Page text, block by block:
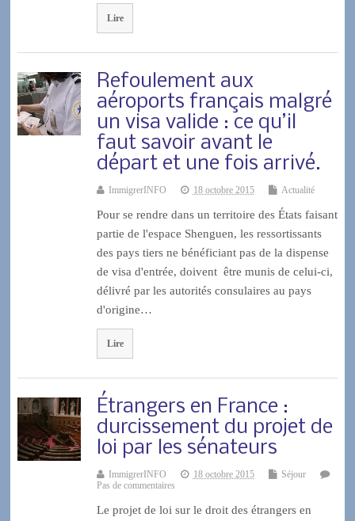
Lire
Refoulement aux
aéroports français malgré
un visa valide : ce qu’il
faut savoir avant le
départ et une fois arrivé.
ImmigrerINFO 18 octobre 2015 Actualité
Pour se rendre dans un territoire des États faisant
partie de l'espace Shenguen, les ressortissants
des pays tiers ne bénéficiant pas de la dispense
de visa d'entrée, doivent être munis de celui-ci,
délivré par les autorités consulaires au pays
d'origine…
Lire
Étrangers en France :
durcissement du projet de
loi par les sénateurs
ImmigrerINFO 18 octobre 2015
Séjour
Pas de commentaires
Le projet de loi sur le droit des étrangers en